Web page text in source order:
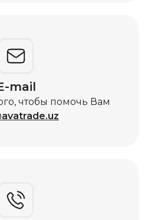
mail
чтобы помочь Вам